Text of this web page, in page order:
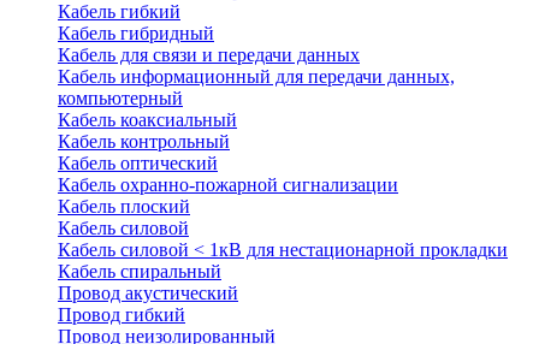
Кабель гибкий
Кабель гибридный
Кабель для связи и передачи данных
Кабель информационный для передачи данных,
компьютерный
Кабель коаксиальный
Кабель контрольный
Кабель оптический
Кабель охранно-пожарной сигнализации
Кабель плоский
Кабель силовой
Кабель силовой < 1кВ для нестационарной прокладки
Кабель спиральный
Провод акустический
Провод гибкий
Провод неизолированный